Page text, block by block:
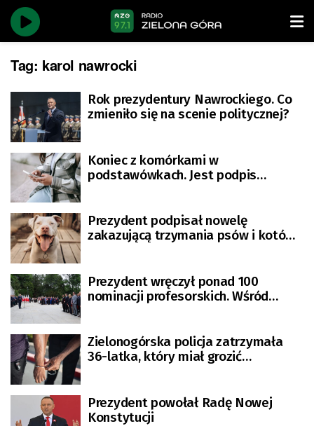
Tag: karol nawrocki
Rok prezydentury Nawrockiego. Co
zmieniło się na scenie politycznej?
Koniec z komórkami w
podstawówkach. Jest podpis
Prezydent podpisał nowelę
zakazującą trzymania psów i kotów
Prezydent wręczył ponad 100
nominacji profesorskich. Wśród
Zielonogórska policja zatrzymała
36-latka, który miał grozić
Prezydent powołał Radę Nowej
Konstytucji